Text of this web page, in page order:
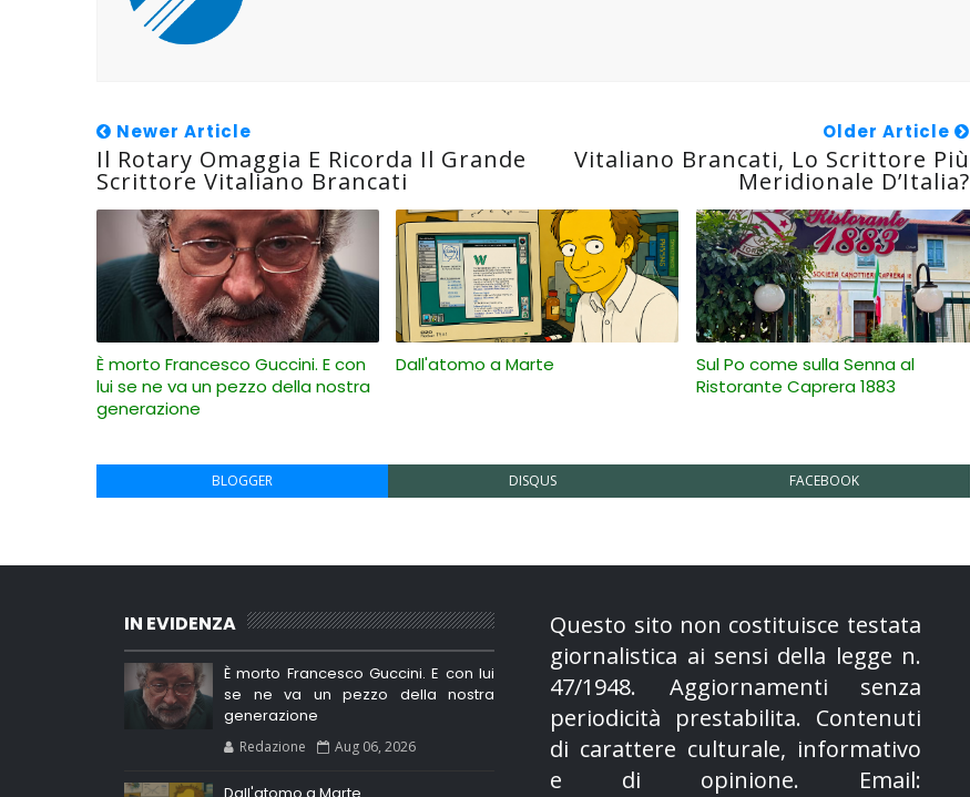
Newer Article
Il Rotary Omaggia E Ricorda Il Grande
Scrittore Vitaliano Brancati
Older Article
Vitaliano Brancati, Lo Scrittore Più
Meridionale D’Italia?
È morto Francesco Guccini. E con
lui se ne va un pezzo della nostra
generazione
Dall'atomo a Marte
Sul Po come sulla Senna al
Ristorante Caprera 1883
BLOGGER DISQUS FACEBOOK
IN EVIDENZA
È morto Francesco Guccini. E con lui
se ne va un pezzo della nostra
generazione
Redazione Aug 06, 2026
Dall'atomo a Marte
Questo sito non costituisce testata
giornalistica ai sensi della legge n.
47/1948. Aggiornamenti senza
periodicità prestabilita. Contenuti
di carattere culturale, informativo
e di opinione. Email: